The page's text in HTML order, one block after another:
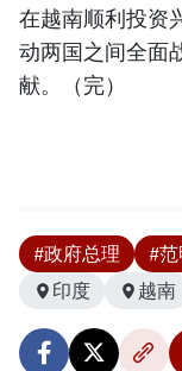
在越南顺利投资
动两国之间全面
献。（完）
#政府总理 #
印度
越南